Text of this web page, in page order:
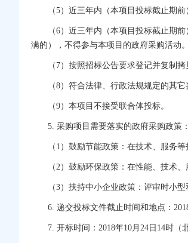
（5）近三年内（本项目投标截止期
（6）近三年内（本项目投标截止期
满的），不得参与本项目的政府采购活动。
（7）按照招标公告要求登记并复制拷
（8）符合法律、行政法规规定的其它
（9）本项目不接受联合体投标。
5. 采购项目需要落实的政府采购政策：
（1）鼓励节能政策：在技术、服务
（2）鼓励环保政策：在性能、技术
（3）扶持中小企业政策：评审时小
6. 递交投标文件截止时间和地点：
7. 开标时间：2018年10月24日14时（